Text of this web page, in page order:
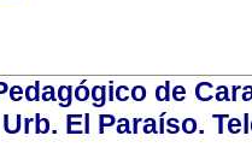
de
Urb. El Paraíso.